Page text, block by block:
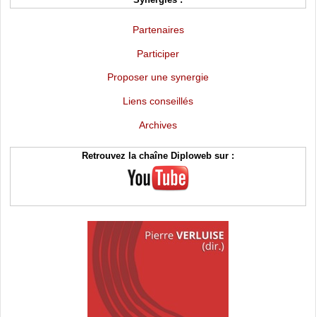
Partenaires
Participer
Proposer une synergie
Liens conseillés
Archives
Retrouvez la chaîne Diploweb sur :